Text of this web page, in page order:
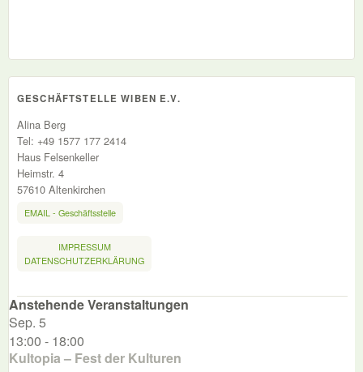
GESCHÄFTSTELLE WIBEN E.V.
Alina Berg
Tel: +49 1577 177 2414
Haus Felsenkeller
Heimstr. 4
57610 Altenkirchen
EMAIL - Geschäftsstelle
IMPRESSUM
DATENSCHUTZERKLÄRUNG
Anstehende Veranstaltungen
Sep. 5
13:00 - 18:00
Kultopia – Fest der Kulturen